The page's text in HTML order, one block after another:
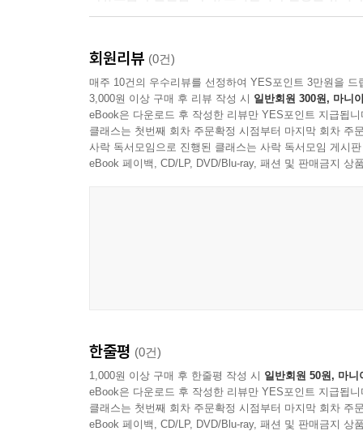
수 있으나 실상은 그렇지 않다. 프리랜서가 된
잘한다고 해도 늘 변수가 있기 때문이다. 불확실
외쳤다. 하지만 그 결과, 퇴근 없는 삶이 이어졌다.
이제는 더 이상 밤새워 무리하게 일하지 않는다.
만들었다. 저자는 일정한 시간에 일어나 운동을
확인한다. 낯선 도시를 책 한 권에 의지해 여행
가이드북을 쓰려 애쓴다. 독서만큼 즐거운 여행 준
회원리뷰 (0건)
매주 10건의 우수리뷰를 선정하여 YES포인트 3만원을 드
3,000원 이상 구매 후 리뷰 작성 시 일반회원 300원, 마니
eBook은 다운로드 후 작성한 리뷰만 YES포인트 지급됩니
클래스는 첫번째 회차 주문확정 시점부터 마지막 회차 주
사락 독서모임으로 진행된 클래스는 사락 독서모임 게시
eBook 페이백, CD/LP, DVD/Blu-ray, 패션 및 판매금지 상
한줄평 (0건)
1,000원 이상 구매 후 한줄평 작성 시 일반회원 50원, 마니
eBook은 다운로드 후 작성한 리뷰만 YES포인트 지급됩니
클래스는 첫번째 회차 주문확정 시점부터 마지막 회차 주
eBook 페이백, CD/LP, DVD/Blu-ray, 패션 및 판매금지 상